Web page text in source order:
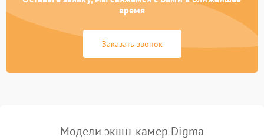
GPS
Подробнее →
Неисправность системы
1000 ₽
время
Заказать звонок
Модели экшн-камер Digma